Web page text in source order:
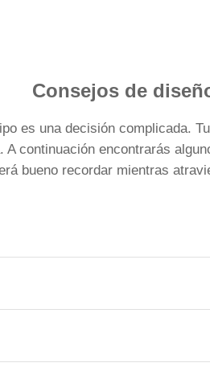
Consejos de
es una decisión complicada.
A continuación encontrarás
bueno recordar mientras